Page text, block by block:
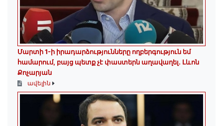
Մարտի 1-ի իրադարձությունները ողբերգություն եմ
համարում, բայց պետք չէ փաստերն աղավաղել. Լևոն
Քոչարյան
ավելին